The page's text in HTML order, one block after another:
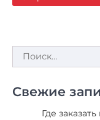
Найти:
Свежие
Где